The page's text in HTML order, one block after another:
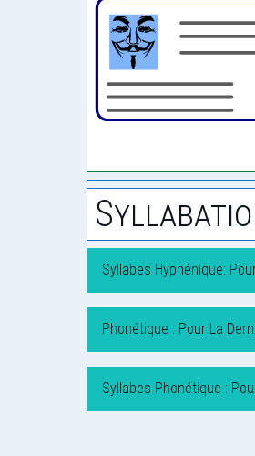
Syllabes Hyphénique:
Phonétique : Pour La
Syllabes Phonétique :